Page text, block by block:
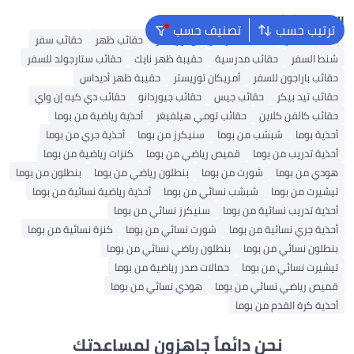
ترتيب حسب تصنيف حسب البحث الشائع
حقائب السفر حقائب سفر أمريكان توريستر حقائب ظهر
حقائب سفر
شنط السفر
حقائب مدرسية حقيبة ظهر نايك
حقائب ستارجولد للسفر
حقائب باراجون للسفر
أمريكان توريستر
حقيبة ظهر أديداس
حقائب تيد بيكر
حقائب جيس حقائب جيوردانو
حقائب دي كيه إن واي
حقائب كالفن كلاين
حقائب تومي هيلفيغر
أحذية رياضية من بوما
أحذية بوما
شبشب من بوما سنيكرز من بوما
أحذية جري من بوما
أحذية تدريب من بوما
قميص رياضي من بوما
كنزات رياضية من بوما
هودي من بوما
شورت من بوما بنطلون رياضي من بوما
بنطلون من بوما
تيشيرت من بوما
شبشب نسائي من بوما
أحذية رياضية نسائية من بوما
أحذية تدريب نسائية من بوما
سنيكرز نسائي من بوما
أحذية جري نسائية من بوما
شورت نسائي من بوما
كنزة نسائية من بوما
بنطلون نسائي من بوما
بنطلون رياضي نسائي من بوما
تيشيرت نسائي من بوما
حمالات صدر رياضية من بوما
قميص رياضي نسائي من بوما
هودي نسائي من بوما
أحذية كرة القدم من بوما
نحن دائماً جاهزون لمساعدتك